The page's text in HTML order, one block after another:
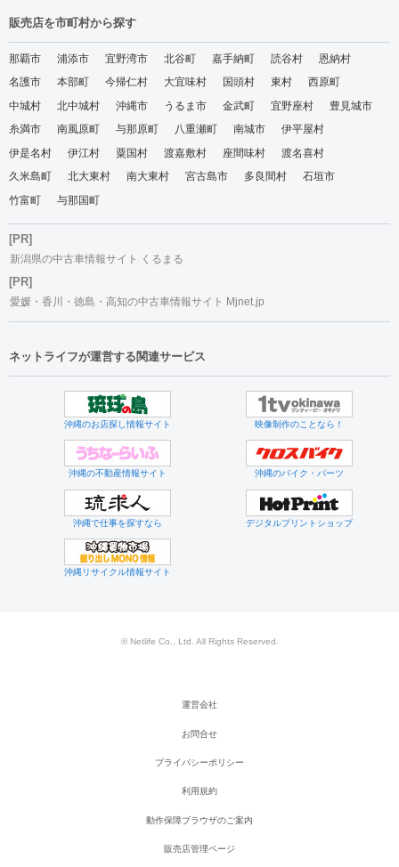
販売店を市町村から探す
那覇市 浦添市 宜野湾市 北谷町 嘉手納町 読谷村
恩納村
名護市
本部町 今帰仁村 大宜味村 国頭村 東村
西原町
中城村
北中城村 沖縄市 うるま市 金武町 宜野座村
豊見城市
糸満市
南風原町 与那原町 八重瀬町 南城市
伊平屋村
伊是名村
伊江村 粟国村 渡嘉敷村 座間味村
渡名喜村
久米島町
北大東村 南大東村 宮古島市 多良間村
石垣市
竹富町
与那国町
[PR]
新潟県の中古車情報サイト くるまる
[PR]
愛媛・香川・徳島・高知の中古車情報サイト Mjnet.jp
ネットライフが運営する関連サービス
沖縄のお店探し情報サイト 映像制作のことなら！
沖縄の不動産情報サイト 沖縄のバイク・パーツ
沖縄で仕事を探すなら デジタルプリントショップ
沖縄リサイクル情報サイト
© Netlife Co., Ltd. All Rights Reserved.
運営会社
お問合せ
プライバシーポリシー
利用規約
動作保障ブラウザのご案内
販売店管理ページ